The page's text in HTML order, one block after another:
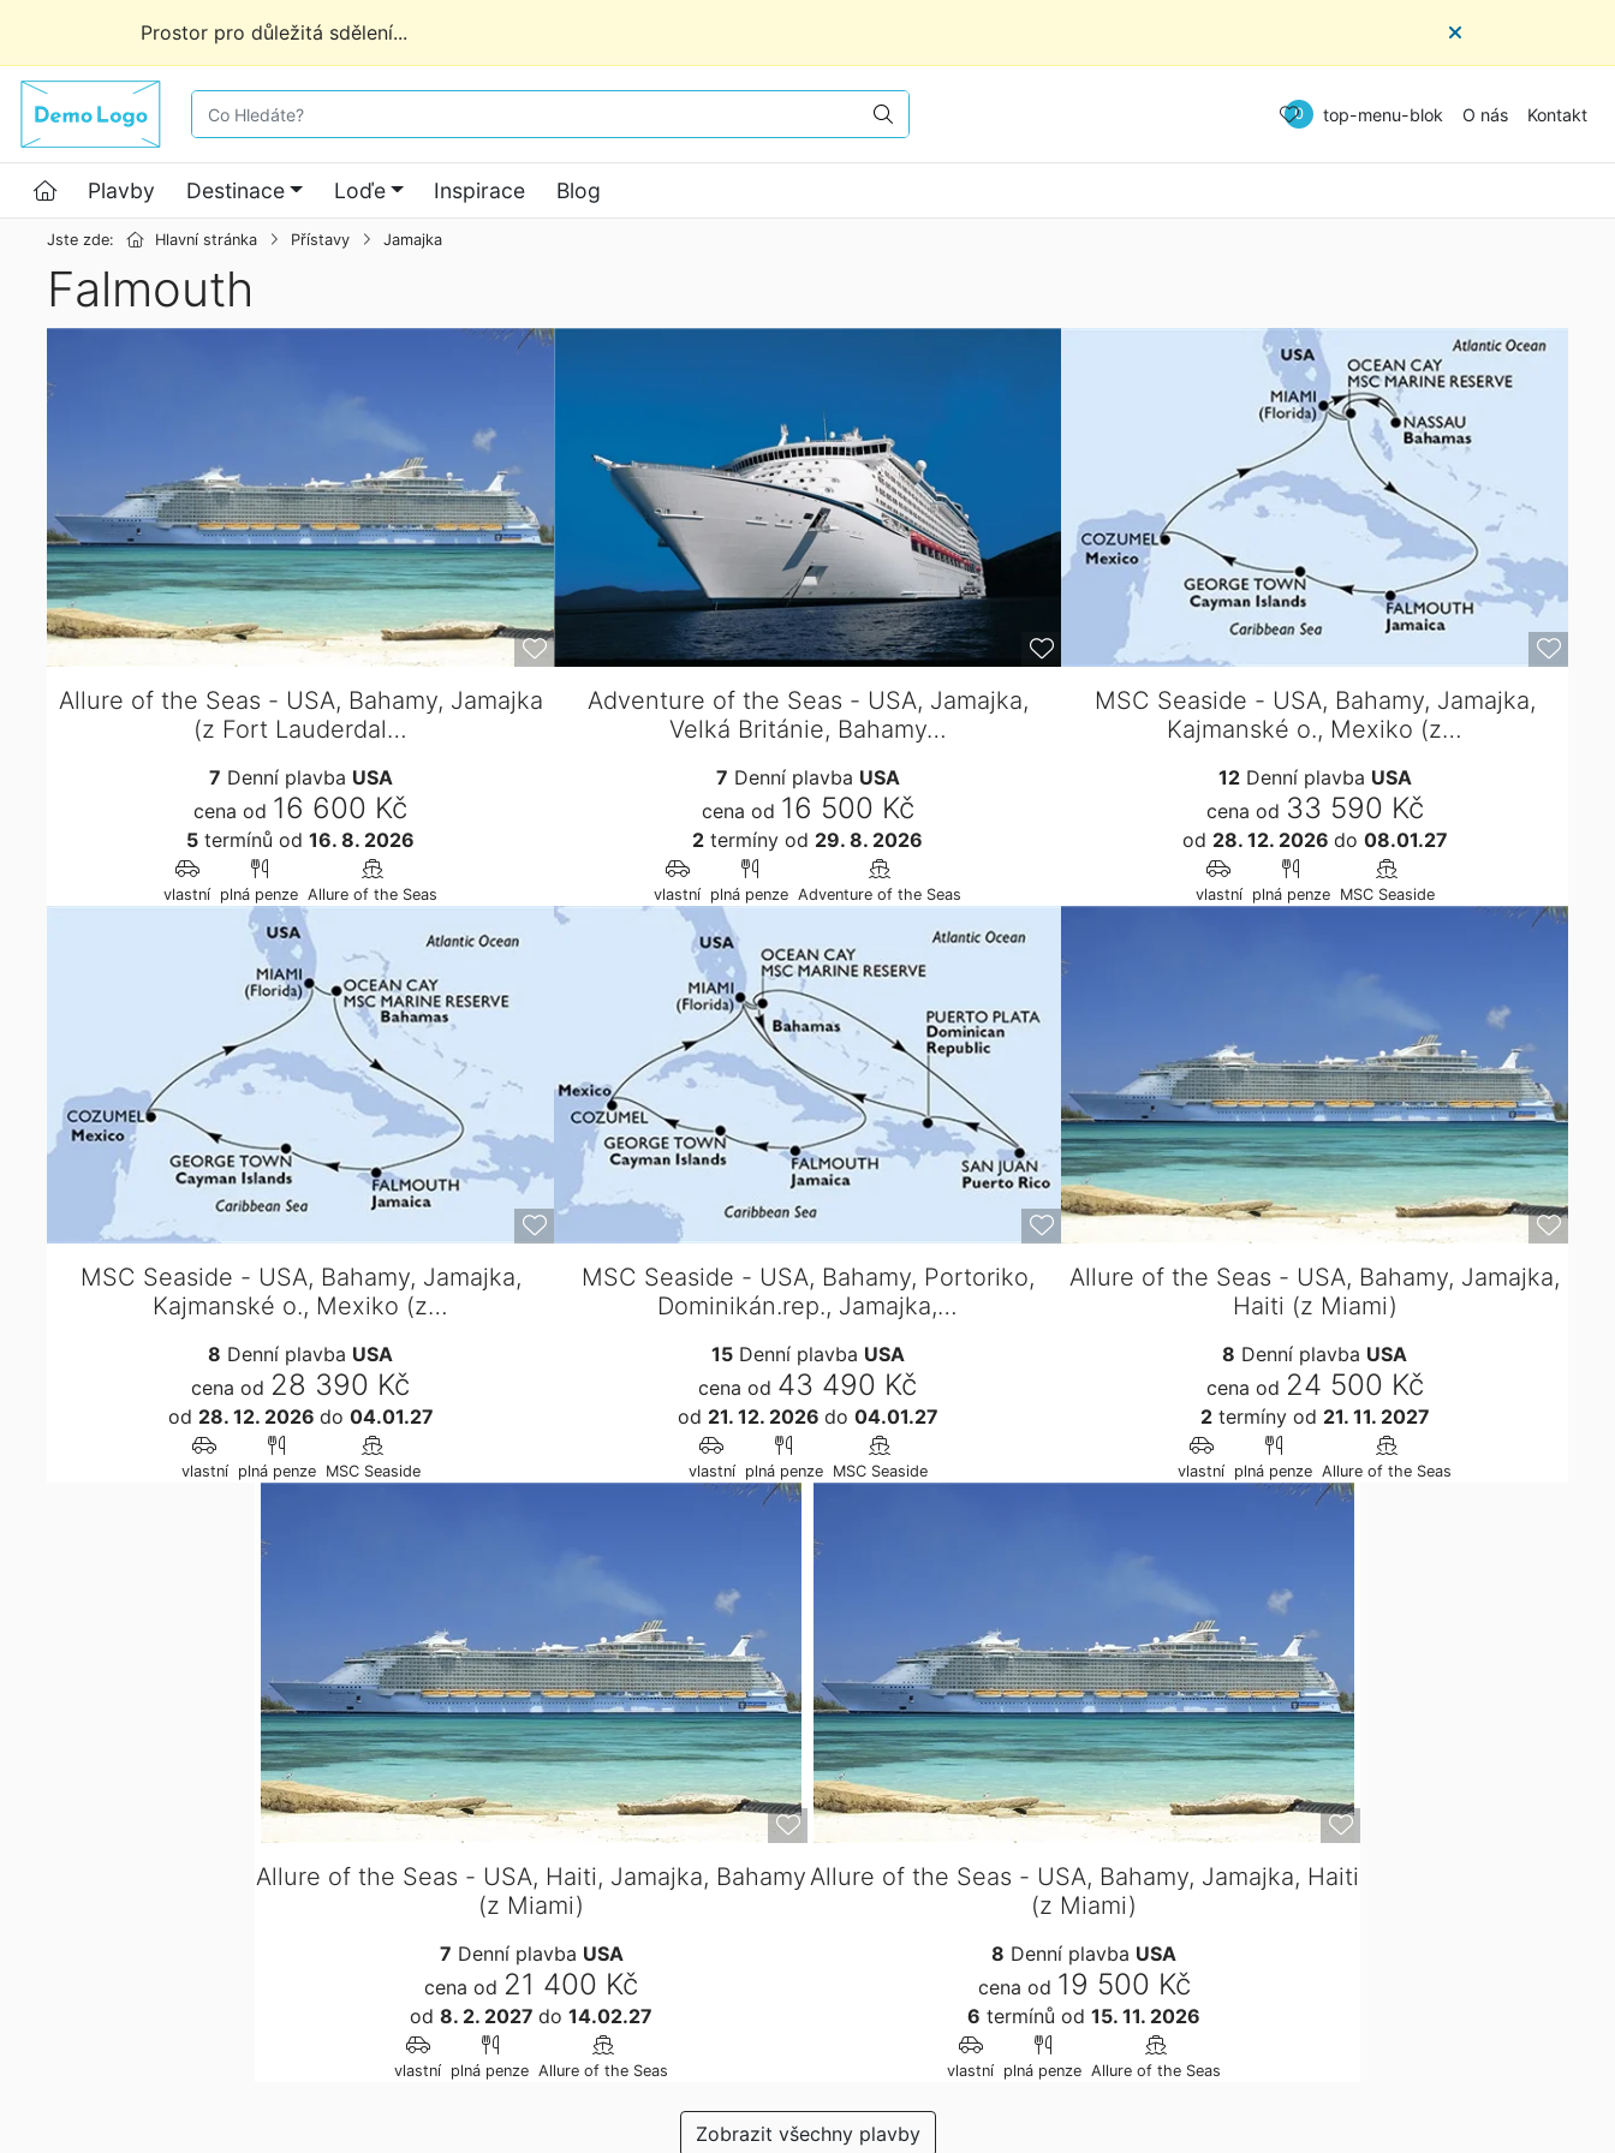
Prostor pro důležitá sdělení...
co hledáte
Vyhledat
0 top-menu-blok O nás Kontakt
Hlavní stránka
Plavby Destinace Loďe Inspirace Blog
Jste zde: Hlavní stránka Přístavy Jamajka
Falmouth
Allure of the Seas - USA, Bahamy, Jamajka
(z Fort Lauderdal…
7 Denní plavba USA
cena od 16 600 Kč
5 termínů od 16. 8. 2026
vlastní plná penze Allure of the Seas
Adventure of the Seas - USA, Jamajka,
Velká Británie, Bahamy…
7 Denní plavba USA
cena od 16 500 Kč
2 termíny od 29. 8. 2026
vlastní plná penze Adventure of the Seas
MSC Seaside - USA, Bahamy, Jamajka,
Kajmanské o., Mexiko (z…
12Denní plavba USA
cena od 33 590 Kč
od 28. 12. 2026 do 08.01.27
vlastní plná penze MSC Seaside
MSC Seaside - USA, Bahamy, Jamajka,
Kajmanské o., Mexiko (z…
8 Denní plavba USA
cena od 28 390 Kč
od 28. 12. 2026 do 04.01.27
vlastní plná penze MSC Seaside
MSC Seaside - USA, Bahamy, Portoriko,
Dominikán.rep., Jamajka,…
15Denní plavba USA
cena od 43 490 Kč
od 21. 12. 2026 do 04.01.27
vlastní plná penze MSC Seaside
Allure of the Seas - USA, Bahamy, Jamajka,
Haiti (z Miami)
8 Denní plavba USA
cena od 24 500 Kč
2termínyod 21. 11. 2027
vlastní plná penze Allure of the Seas
Allure of the Seas - USA, Haiti, Jamajka, Bahamy
(z Miami)
7 Denní plavba USA
cena od 21 400 Kč
od 8. 2. 2027 do 14.02.27
vlastní plná penze Allure of the Seas
Allure of the Seas - USA, Bahamy, Jamajka, Haiti
(z Miami)
8 Denní plavba USA
cena od 19 500 Kč
6 termínů od 15. 11. 2026
vlastní plná penze Allure of the Seas
Zobrazit všechny plavby